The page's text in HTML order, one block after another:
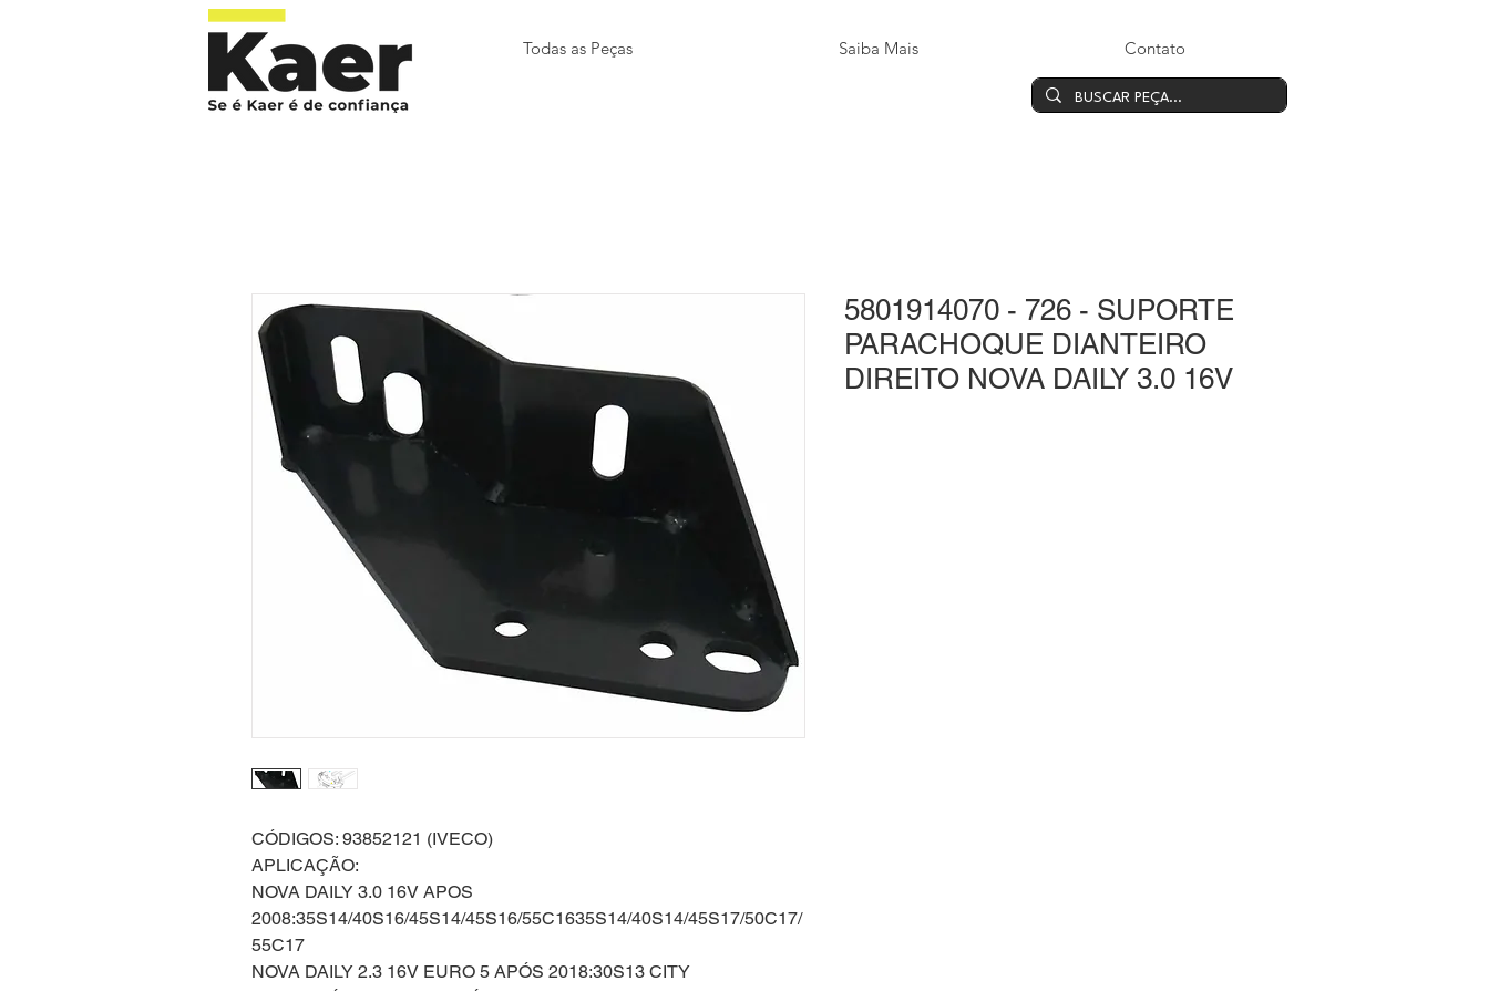
Todas as Peças Saiba Mais Contato
CÓDIGOS: 93852121 (IVECO)
APLICAÇÃO:
NOVA DAILY 3.0 16V APOS
2008:35S14/40S16/45S14/45S16/55C1635S14/40S14/45S17/50C17/
55C17
NOVA DAILY 2.3 16V EURO 5 APÓS 2018:30S13 CITY
5801914070 - 726 - SUPORTE
PARACHOQUE DIANTEIRO
DIREITO NOVA DAILY 3.0 16V